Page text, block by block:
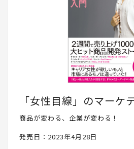
「女性目線」のマーケ
商品が変わる、企業が変わる！
発売日：2023年4月28日